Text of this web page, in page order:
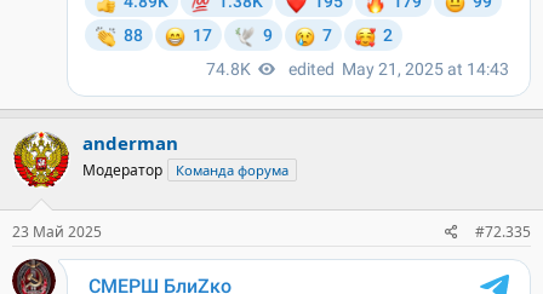
anderman
Модератор Команда форума
23 Май 2025 #72.335